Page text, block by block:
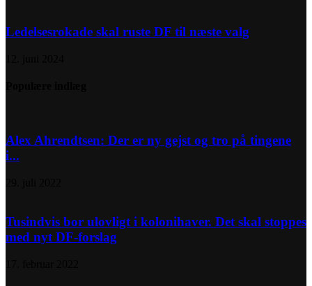
Ledelsesrokade skal ruste DF til næste valg
Alex Ahrendtsen: Der er ny gejst og tro på tingene
i...
Tusindvis bor ulovligt i kolonihaver. Det skal stoppes
med nyt DF-forslag